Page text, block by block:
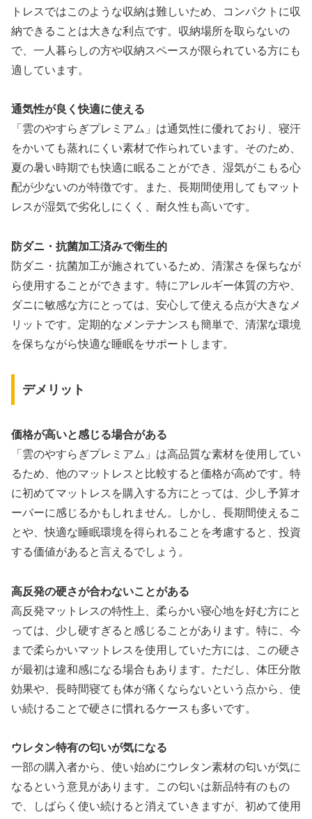
トレスではこのような収納は難しいため、コンパクトに収
納できることは大きな利点です。収納場所を取らないの
で、一人暮らしの方や収納スペースが限られている方にも
適しています。
通気性が良く快適に使える
「雲のやすらぎプレミアム」は通気性に優れており、寝汗
をかいても蒸れにくい素材で作られています。そのため、
夏の暑い時期でも快適に眠ることができ、湿気がこもる心
配が少ないのが特徴です。また、長期間使用してもマット
レスが湿気で劣化しにくく、耐久性も高いです。
防ダニ・抗菌加工済みで衛生的
防ダニ・抗菌加工が施されているため、清潔さを保ちなが
ら使用することができます。特にアレルギー体質の方や、
ダニに敏感な方にとっては、安心して使える点が大きなメ
リットです。定期的なメンテナンスも簡単で、清潔な環境
を保ちながら快適な睡眠をサポートします。
デメリット
価格が高いと感じる場合がある
「雲のやすらぎプレミアム」は高品質な素材を使用してい
るため、他のマットレスと比較すると価格が高めです。特
に初めてマットレスを購入する方にとっては、少し予算オ
ーバーに感じるかもしれません。しかし、長期間使えるこ
とや、快適な睡眠環境を得られることを考慮すると、投資
する価値があると言えるでしょう。
高反発の硬さが合わないことがある
高反発マットレスの特性上、柔らかい寝心地を好む方にと
っては、少し硬すぎると感じることがあります。特に、今
まで柔らかいマットレスを使用していた方には、この硬さ
が最初は違和感になる場合もあります。ただし、体圧分散
効果や、長時間寝ても体が痛くならないという点から、使
い続けることで硬さに慣れるケースも多いです。
ウレタン特有の匂いが気になる
一部の購入者から、使い始めにウレタン素材の匂いが気に
なるという意見があります。この匂いは新品特有のもの
で、しばらく使い続けると消えていきますが、初めて使用